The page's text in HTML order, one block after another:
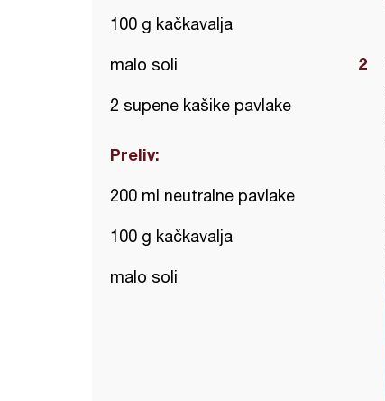
100 g kačkavalja
malo soli
2 supene kašike pavlake
Preliv:
200 ml neutralne pavlake
100 g kačkavalja
malo soli